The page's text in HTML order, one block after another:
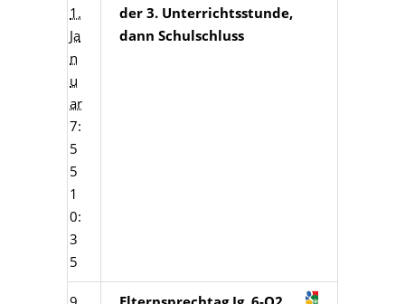
1.
Ja
n
u
ar
7:
5
5
1
0:
3
5
der 3. Unterrichtsstunde,
dann Schulschluss